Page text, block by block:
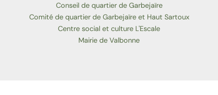
Conseil de quartier de Garbejaïre
Comité de quartier de Garbejaïre et Haut Sartoux
Centre social et culture L'Escale
Mairie de Valbonne